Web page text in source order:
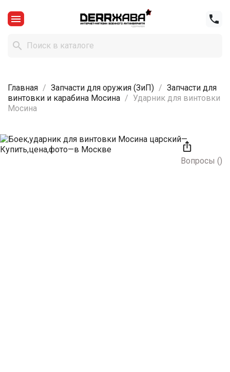
 

Главная Запчасти для оружия (ЗиП)
Запчасти для
винтовки и карабина Мосина
Ударник для винтовки
Мосина

Вопросы ()